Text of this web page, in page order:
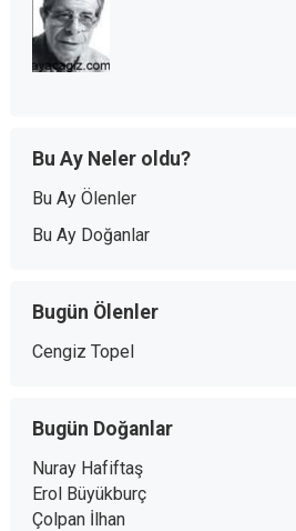
Bu Ay Neler oldu?
Bu Ay Ölenler
Bu Ay Doğanlar
Bugün Ölenler
Cengiz Topel
Bugün Doğanlar
Nuray Hafiftaş
Erol Büyükburç
Çolpan İlhan